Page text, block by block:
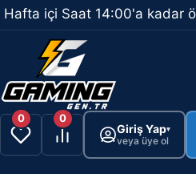
İçeriğe
atla
Hafta içi Saat 14:00'a kadar
0 0
Giriş Yap▾
veya üye ol